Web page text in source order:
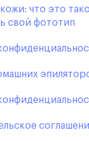
что это
свой фототип